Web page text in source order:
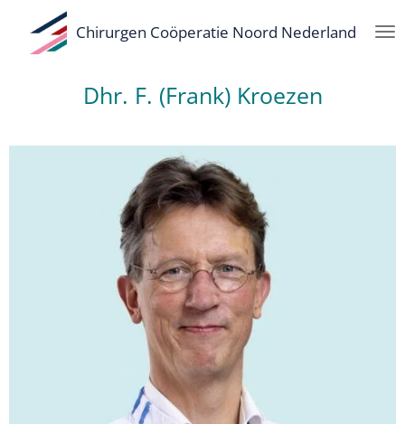
direct
naar
Chirurgen Coöperatie Noord Nederland
Dhr. F. (Frank) Kroezen